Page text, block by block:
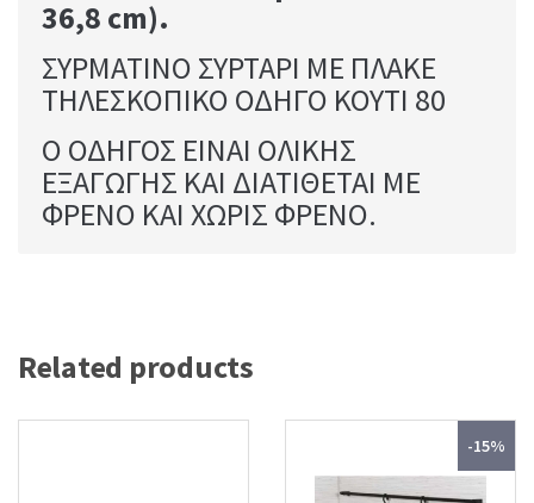
36,8 cm).
ΣΥΡΜΑΤΙΝΟ ΣΥΡΤΑΡΙ ΜΕ ΠΛΑΚΕ
ΤΗΛΕΣΚΟΠΙΚΟ ΟΔΗΓΟ ΚΟΥΤΙ 80
Ο ΟΔΗΓΟΣ ΕΙΝΑΙ ΟΛΙΚΗΣ
ΕΞΑΓΩΓΗΣ ΚΑΙ ΔΙΑΤΙΘΕΤΑΙ ΜΕ
ΦΡΕΝΟ ΚΑΙ ΧΩΡΙΣ ΦΡΕΝΟ.
Related products
-15%